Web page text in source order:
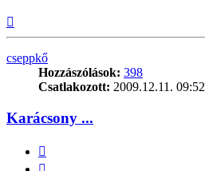
cseppkő
Hozzászólások: 398
Csatlakozott: 2009.12.11. 09:52
Karácsony ...